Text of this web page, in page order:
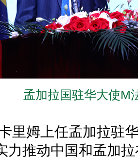
孟加拉国驻华大使M
里姆上任孟加拉驻
力推动中国和孟加